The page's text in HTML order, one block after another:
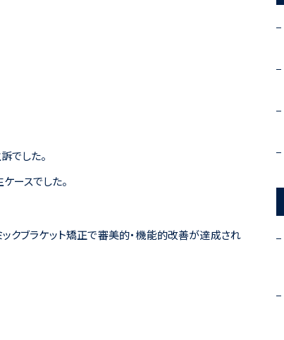
でした。
ースでした。
クブラケット矯正で審美的・機能的改善が達成され